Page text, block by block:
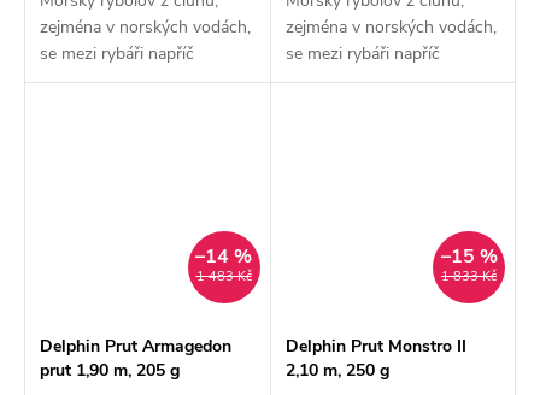
zejména v norských vodách,
se mezi rybáři napříč
Evropou stává stále
zejména v norských vodách,
se mezi rybáři napříč
Evropou stává stále
1 483 Kč
–14 %
Delphin Prut Armagedon
prut 1,90 m, 205 g
1 833 Kč
–15 %
Delphin Prut Monstro II
2,10 m, 250 g